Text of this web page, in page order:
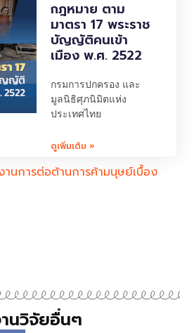
กฎหมาย ตาม
มาตรา 17 พระราช
บัญญัติคนเข้า
เมือง พ.ศ. 2522
กรมการปกครอง และ
มูลนิธิศุภนิมิตแห่ง
ประเทศไทย
ดูเพิ่มเติม »
นการต่อต้านการค้ามนุษย์เบื้อง
นวิจัยอื่นๆ